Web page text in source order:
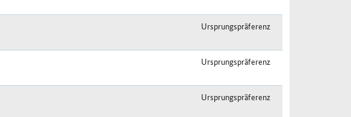
Ursprungspräferenz
Ursprungspräferenz
Ursprungspräferenz